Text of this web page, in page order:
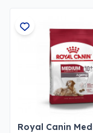
Royal Canin